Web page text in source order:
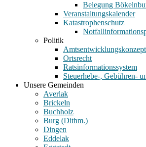
Belegung
Veranstaltungskalender
Katastrophenschutz
Politik
Amtsentwicklungskonzept
Ortsrecht
Ratsinformationssystem
Steuerhebe-, Gebühren-
Unsere Gemeinden
Averlak
Brickeln
Buchholz
Burg (Dithm.)
Dingen
Eddelak